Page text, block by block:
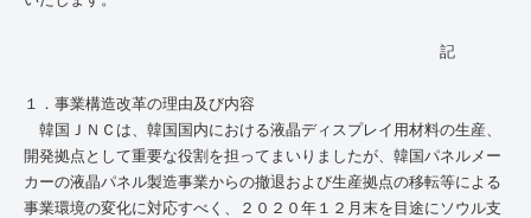
記
１．事業構造改革の理由及び内容
韓国ＪＮＣは、韓国国内における液晶ディスプレイ用材料の生産、
開発拠点として重要な役割を担ってまいりましたが、韓国パネルメー
カーの液晶パネル製造事業からの撤退および生産拠点の移転等による
事業環境の変化に対応すべく、２０２０年１２月末を目途にソウル支